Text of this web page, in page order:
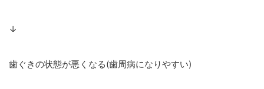
↓
歯ぐきの状態が悪くなる(歯周病になりやすい)